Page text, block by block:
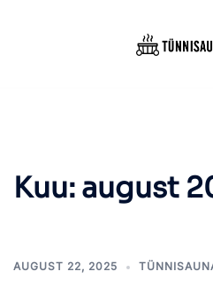
Kuu: august
AUGUST 22, 2025